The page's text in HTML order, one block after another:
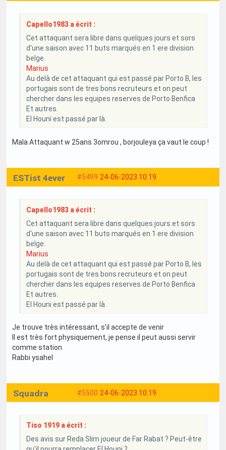
Capello1983 a écrit :
Cet attaquant sera libre dans quelques jours et sors
d'une saison avec 11 buts marqués en 1 ere division
belge.
Marius
Au delà de cet attaquant qui est passé par Porto B, les
portugais sont de tres bons recruteurs et on peut
chercher dans les equipes reserves de Porto Benfica
Et autres.
El Houni est passé par là.
Mala Attaquant w 25ans 3omrou , borjouleya ça vaut le coup !
#5499 24-06-2023 10:19
ESTist 4ever
Capello1983 a écrit :
Cet attaquant sera libre dans quelques jours et sors
d'une saison avec 11 buts marqués en 1 ere division
belge.
Marius
Au delà de cet attaquant qui est passé par Porto B, les
portugais sont de tres bons recruteurs et on peut
chercher dans les equipes reserves de Porto Benfica
Et autres.
El Houni est passé par là.
Je trouve très intéressant, s’il accepte de venir
Il est très fort physiquement, je pense il peut aussi servir
comme station
Rabbi ysahel
#5500 24-06-2023 10:19
Squadra
Tiso 1919 a écrit :
Des avis sur Reda Slim joueur de Far Rabat ? Peut-être